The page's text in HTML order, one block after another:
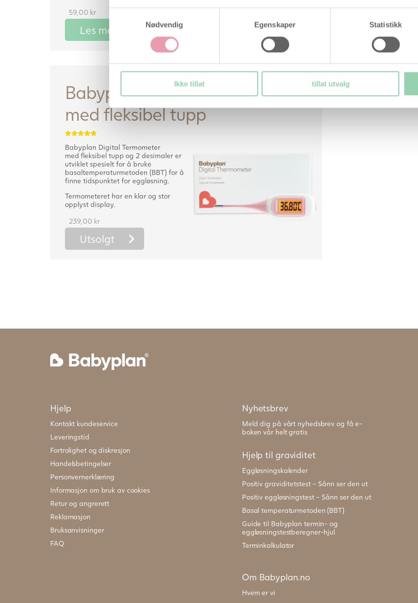
Nødvendig
Egenskaper Statistikk
Ikke tillat tillat utvalg
59,00 kr
Les mer her Les mer her
Babyplan digitalt termometer
med fleksibel tupp
5.00
av 5
Babyplan Digital Termometer
med fleksibel tupp og 2 desimaler er
utviklet spesielt for å bruke
basaltemperaturmetoden (BBT) for å
finne tidspunktet for eggløsning.
Termometeret har en klar og stor
opplyst display.
239,00 kr
Utsolgt
Hjelp
Kontakt kundeservice
Leveringstid
Fortrolighet og diskresjon
Handelsbetingelser
Personvernerklæring
Informasjon om bruk av cookies
Retur og angrerett
Reklamasjon
Bruksanvisninger
FAQ
Nyhetsbrev
Meld dig på vårt nyhedsbrev og få e-
boken vår helt gratis
Hjelp til graviditet
Eggløsningskalender
Positiv graviditetstest – Sånn ser den ut
Positiv eggløsningstest – Sånn ser den ut
Basal temperaturmetoden (BBT)
Guide til Babyplan termin- og
eggløsningstestberegner-hjul
Terminkalkulator
Om Babyplan.no
Hvem er vi